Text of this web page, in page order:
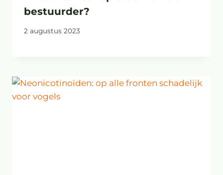
bestuurder?
2 augustus 2023